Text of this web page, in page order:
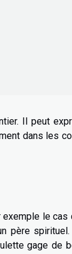
Il peut
dans les
le cas
père
gage de